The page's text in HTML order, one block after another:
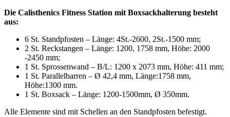
Die Calisthenics Fitness Station mit Boxsackhalterung besteht
aus:
6 St. Standpfosten – Länge: 4St.-2600, 2St.-1500 mm;
2 St. Reckstangen – Länge: 1200, 1758 mm, Höhe: 2000
-2450 mm;
1 St. Sprossenwand – B/L: 1200 x 2073 mm, Höhe: 411 mm;
1 St. Parallelbarren – Ø 42,4 mm, Länge:1758 mm,
Höhe:1300 mm.
1 St. Boxsack – Länge: 1200-1500mm, Ø 350mm.
Alle Elemente sind mit Schellen an den Standpfosten befestigt.